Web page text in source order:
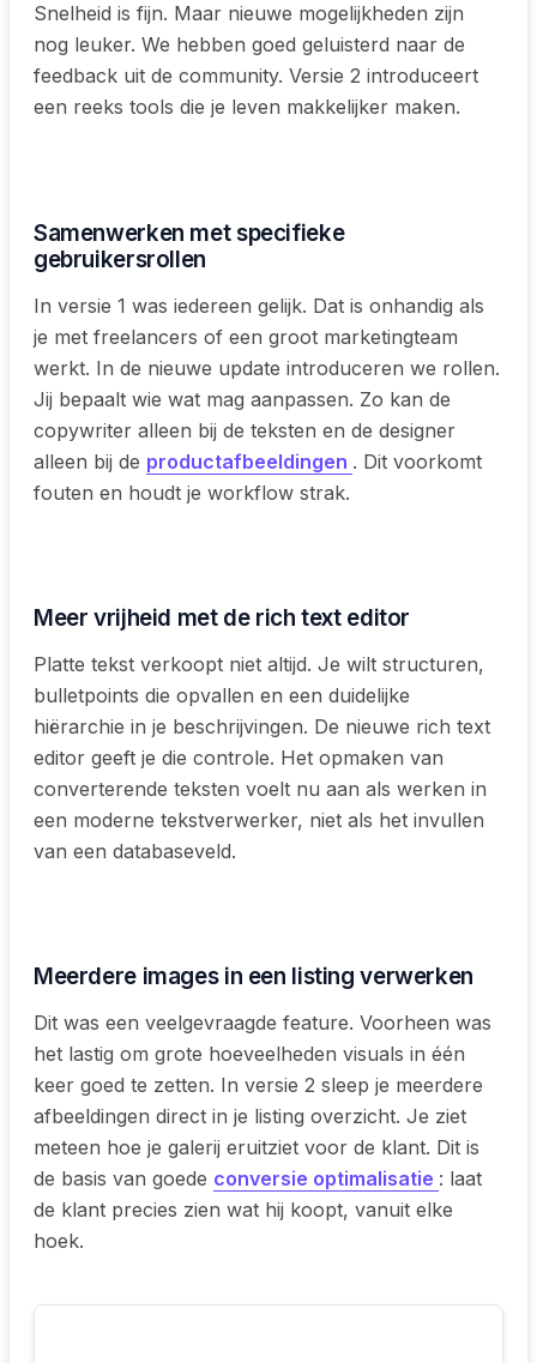
Snelheid is fijn. Maar nieuwe mogelijkheden zijn
nog leuker. We hebben goed geluisterd naar de
feedback uit de community. Versie 2 introduceert
een reeks tools die je leven makkelijker maken.
Samenwerken met specifieke
gebruikersrollen
In versie 1 was iedereen gelijk. Dat is onhandig als
je met freelancers of een groot marketingteam
werkt. In de nieuwe update introduceren we rollen.
Jij bepaalt wie wat mag aanpassen. Zo kan de
copywriter alleen bij de teksten en de designer
alleen bij de productafbeeldingen . Dit voorkomt
fouten en houdt je workflow strak.
Meer vrijheid met de rich text editor
Platte tekst verkoopt niet altijd. Je wilt structuren,
bulletpoints die opvallen en een duidelijke
hiërarchie in je beschrijvingen. De nieuwe rich text
editor geeft je die controle. Het opmaken van
converterende teksten voelt nu aan als werken in
een moderne tekstverwerker, niet als het invullen
van een databaseveld.
Meerdere images in een listing verwerken
Dit was een veelgevraagde feature. Voorheen was
het lastig om grote hoeveelheden visuals in één
keer goed te zetten. In versie 2 sleep je meerdere
afbeeldingen direct in je listing overzicht. Je ziet
meteen hoe je galerij eruitziet voor de klant. Dit is
de basis van goede conversie optimalisatie : laat
de klant precies zien wat hij koopt, vanuit elke
hoek.